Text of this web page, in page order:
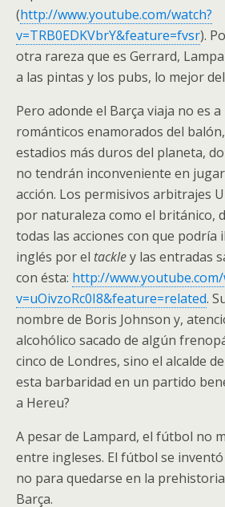
(http://www.youtube.com/watch?
v=TRB0EDKVbrY&feature=fvsr).
otra rareza que es Gerrard,
a las pintas y los pubs, lo mejor
Pero adonde el Barça viaja no es
románticos enamorados del
estadios más duros del planeta,
no tendrán inconveniente en
acción. Los permisivos arbitrajes
por naturaleza como el británico,
todas las acciones con que
inglés por el tackley las entradas
con ésta: http://www.youtube.com/
v=uOivzoRc0I8&feature=related.
nombre de Boris Johnson y,
alcohólico sacado de algún
cinco de Londres, sino el alcalde
esta barbaridad en un partido
a Hereu?
A pesar de Lampard, el fútbol no
entre ingleses. El fútbol se
no para quedarse en la
Barça.